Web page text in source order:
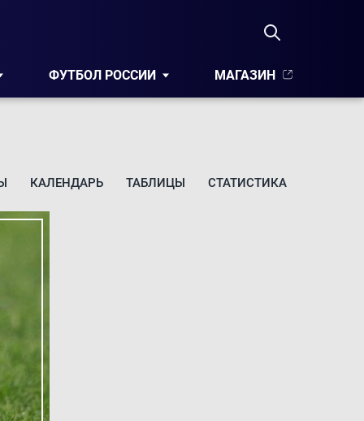
ФУТБОЛ РОССИИ МАГАЗИН
КАЛЕНДАРЬ ТАБЛИЦЫ СТАТИСТИКА